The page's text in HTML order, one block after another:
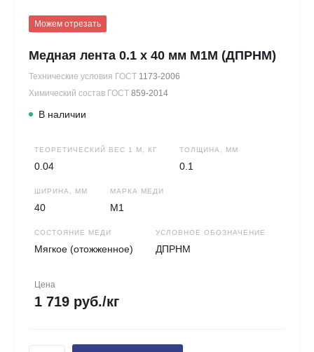
Можем отрезать
Медная лента 0.1 х 40 мм М1М (ДПРНМ)
Технические условия ГОСТ 1173-2006
Химический состав ГОСТ 859-2014
В наличии
ТЕОРЕТИЧЕСКИЙ ВЕС 1 М, КГ
0.04
ТОЛЩИНА, ММ
0.1
ШИРИНА, ММ
40
МАРКА МЕДИ
М1
СОСТОЯНИЕ МЕДИ
Мягкое (отожженное)
УСЛОВНОЕ ОБОЗНАЧЕНИЕ
ДПРНМ
Цена
1 719 руб./кг